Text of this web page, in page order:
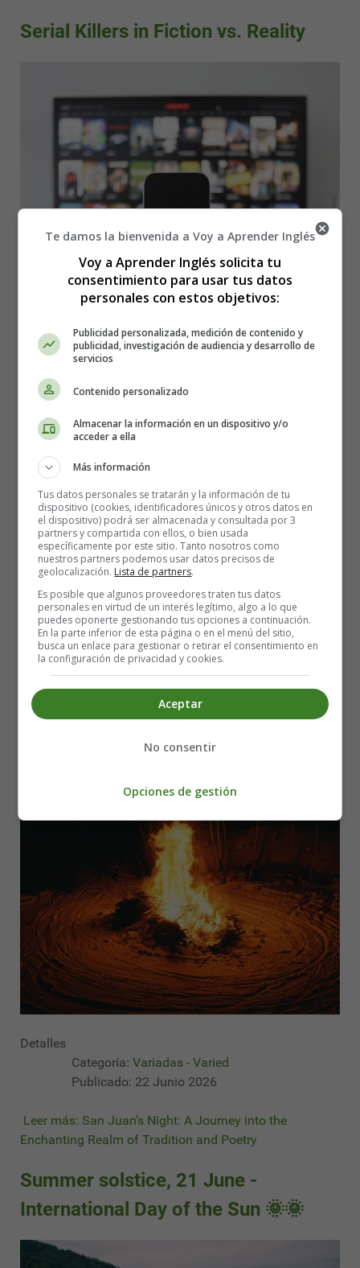
Serial Killers in Fiction vs. Reality
Categoría: Cuentos en Inglés - Stories in
Publicado: 20 Julio 2026
textos en ingles
Stories in English
Leer más: Serial Killers in Fiction vs. Reality
San Juan's Night: A Journey into the
Enchanting Realm of Tradition and
Poetry
Detalles
Categoría: Variadas - Varied
Publicado: 22 Junio 2026
Leer más: San Juan's Night: A Journey into the
Enchanting Realm of Tradition and Poetry
Summer solstice, 21 June -
International Day of the Sun 🌞🌞
Te damos la bienvenida a Voy a Aprender Inglés
Voy a Aprender Inglés solicita tu
consentimiento para usar tus datos
personales con estos objetivos:
Publicidad personalizada, medición de contenido y
publicidad, investigación de audiencia y desarrollo de
servicios
Contenido personalizado
Almacenar la información en un dispositivo y/o
acceder a ella
Más información
Tus datos personales se tratarán y la información de tu
dispositivo (cookies, identificadores únicos y otros datos en
el dispositivo) podrá ser almacenada y consultada por 3
partners y compartida con ellos, o bien usada
específicamente por este sitio. Tanto nosotros como
nuestros partners podemos usar datos precisos de
geolocalización. Lista de partners.
Es posible que algunos proveedores traten tus datos
personales en virtud de un interés legítimo, algo a lo que
puedes oponerte gestionando tus opciones a continuación.
En la parte inferior de esta página o en el menú del sitio,
busca un enlace para gestionar o retirar el consentimiento en
la configuración de privacidad y cookies.
Aceptar
No consentir
Opciones de gestión